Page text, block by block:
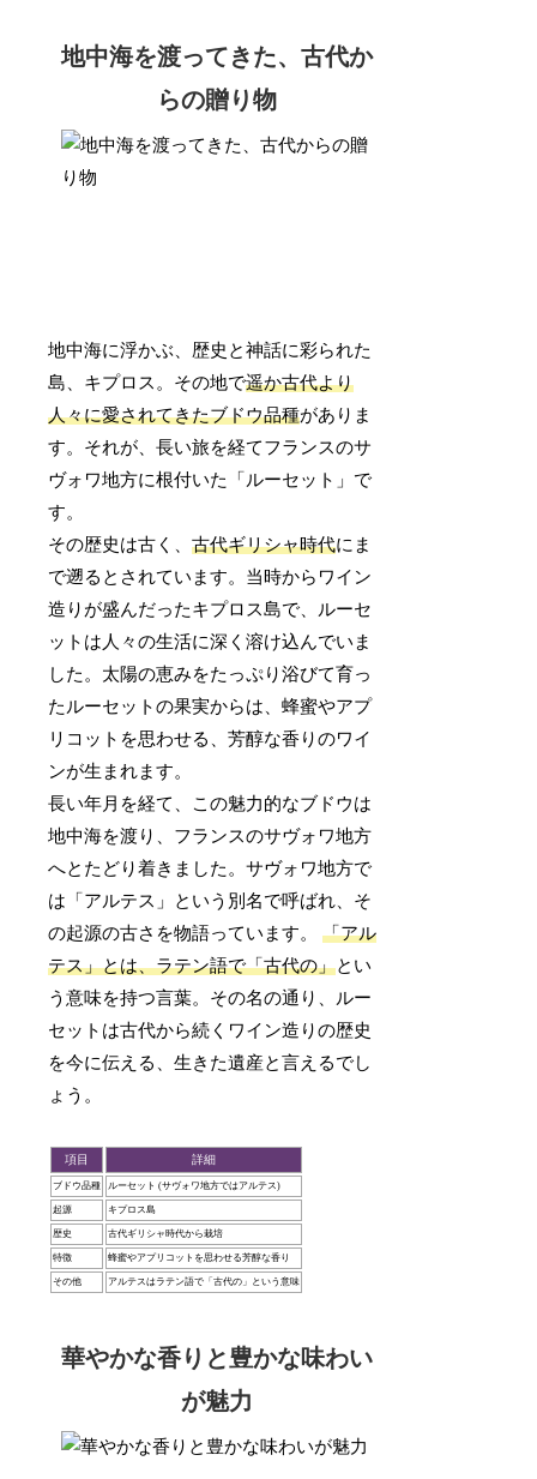
地中海を渡ってきた、古代か
らの贈り物
地中海に浮かぶ、歴史と神話に彩られた
島、キプロス。その地で遥か古代より
人々に愛されてきたブドウ品種がありま
す。それが、長い旅を経てフランスのサ
ヴォワ地方に根付いた「ルーセット」で
す。
その歴史は古く、古代ギリシャ時代にま
で遡るとされています。当時からワイン
造りが盛んだったキプロス島で、ルーセ
ットは人々の生活に深く溶け込んでいま
した。太陽の恵みをたっぷり浴びて育っ
たルーセットの果実からは、蜂蜜やアプ
リコットを思わせる、芳醇な香りのワイ
ンが生まれます。
長い年月を経て、この魅力的なブドウは
地中海を渡り、フランスのサヴォワ地方
へとたどり着きました。サヴォワ地方で
は「アルテス」という別名で呼ばれ、そ
の起源の古さを物語っています。「アル
テス」とは、ラテン語で「古代の」とい
う意味を持つ言葉。その名の通り、ルー
セットは古代から続くワイン造りの歴史
を今に伝える、生きた遺産と言えるでし
ょう。
項目 詳細
ブドウ品種 ルーセット (サヴォワ地方ではアルテス)
起源 キプロス島
歴史 古代ギリシャ時代から栽培
特徴 蜂蜜やアプリコットを思わせる芳醇な香り
その他 アルテスはラテン語で「古代の」という意味
華やかな香りと豊かな味わい
が魅力